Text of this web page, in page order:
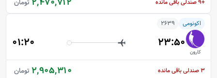
تومان +9 صندلی باقی مانده
اکونومی 2639
کارون
23:50
01:20
2,905,310 تومان 3صندلی باقی مانده